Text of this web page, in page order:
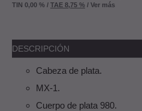
TIN 0,00 % / TAE 8,75 % / Ver más
DESCRIPCIÓN
Cabeza de plata.
MX-1.
Cuerpo de plata 980.